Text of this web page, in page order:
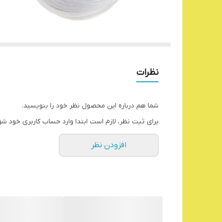
نظرات
شما هم درباره این محصول نظر خود را بنویسید.
برای ثبت نظر، لازم است ابتدا وارد حساب کاربری خود
افزودن نظر